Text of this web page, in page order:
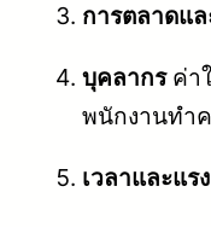
การตลาดแ
บุคลากรค่า
พนักงานทำ
เวลาและแร